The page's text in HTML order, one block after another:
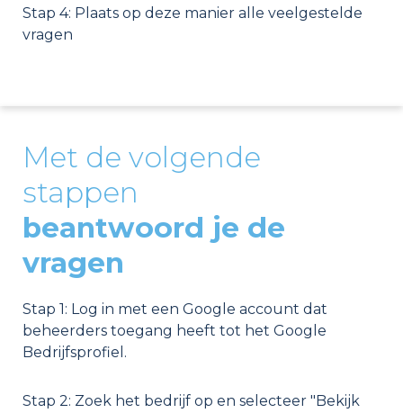
Stap 4: Plaats op deze manier alle veelgestelde
vragen
Met de volgende
stappen
beantwoord je de
vragen
Stap 1: Log in met een Google account dat
beheerders toegang heeft tot het Google
Bedrijfsprofiel.
Stap 2: Zoek het bedrijf op en selecteer "Bekijk